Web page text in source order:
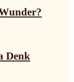
Denk